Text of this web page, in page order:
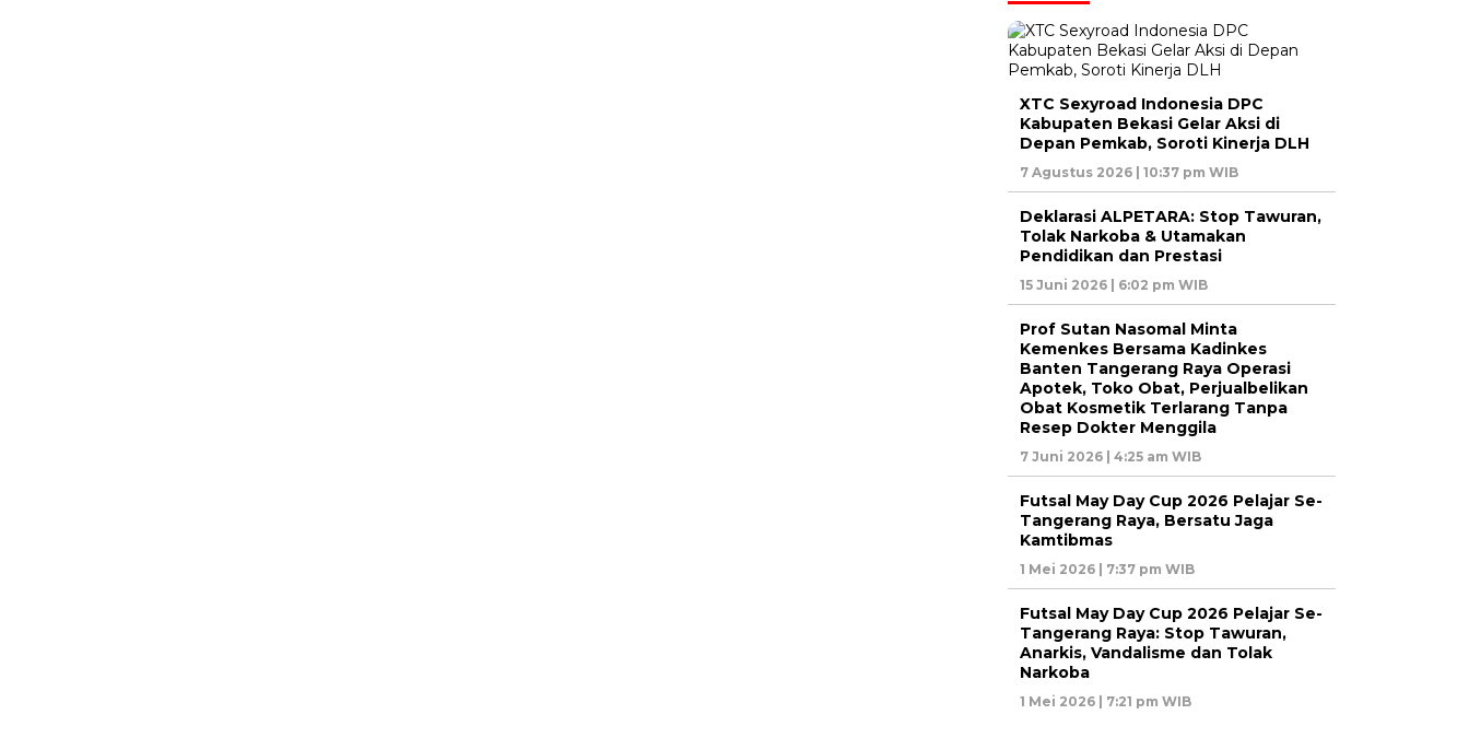
XTC Sexyroad Indonesia DPC
Kabupaten Bekasi Gelar Aksi di
Depan Pemkab, Soroti Kinerja DLH
7 Agustus 2026 | 10:37 pm WIB
Deklarasi ALPETARA: Stop Tawuran,
Tolak Narkoba & Utamakan
Pendidikan dan Prestasi
15 Juni 2026 | 6:02 pm WIB
Prof Sutan Nasomal Minta
Kemenkes Bersama Kadinkes
Banten Tangerang Raya Operasi
Apotek, Toko Obat, Perjualbelikan
Obat Kosmetik Terlarang Tanpa
Resep Dokter Menggila
7 Juni 2026 | 4:25 am WIB
Futsal May Day Cup 2026 Pelajar Se-
Tangerang Raya, Bersatu Jaga
Kamtibmas
1 Mei 2026 | 7:37 pm WIB
Futsal May Day Cup 2026 Pelajar Se-
Tangerang Raya: Stop Tawuran,
Anarkis, Vandalisme dan Tolak
Narkoba
1 Mei 2026 | 7:21 pm WIB